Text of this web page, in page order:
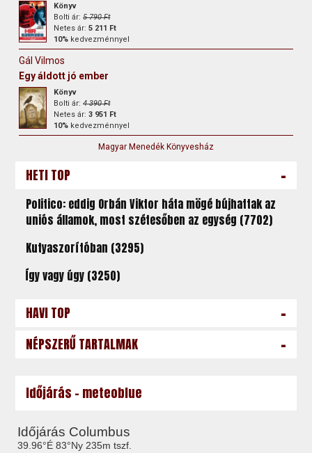
Könyv
Bolti ár:5 790 Ft
Netes ár:5 211 Ft
10% kedvezménnyel
Gál Vilmos
Egy áldott jó ember
Könyv
Bolti ár:4 390 Ft
Netes ár:3 951 Ft
10% kedvezménnyel
Magyar Menedék Könyvesház
HETI TOP -
Politico: eddig Orbán Viktor háta mögé bújhattak az
uniós államok, most szétesőben az egység (7702)
Kutyaszorítóban (3295)
Így vagy úgy (3250)
HAVI TOP -
NÉPSZERŰ TARTALMAK -
Időjárás - meteoblue